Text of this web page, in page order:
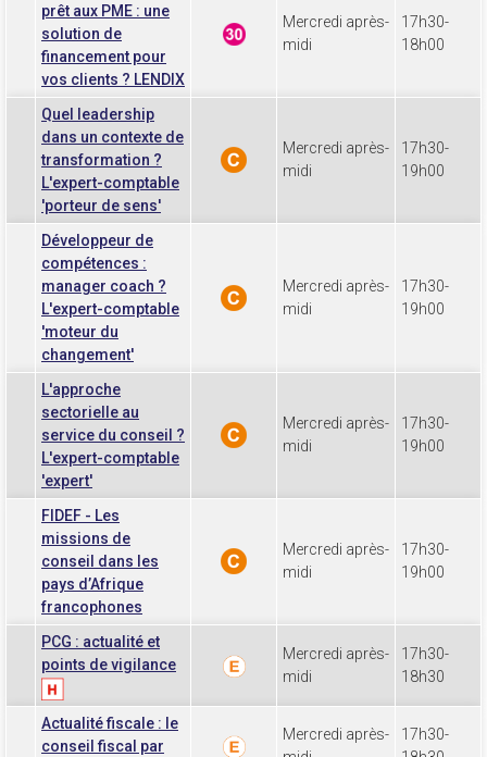
prêt aux PME : une
solution de
financement pour
vos clients ? LENDIX
Mercredi après-
midi
17h30-
18h00
Quel leadership
dans un contexte de
transformation ?
L'expert-comptable
'porteur de sens'
Mercredi après-
midi
17h30-
19h00
Développeur de
compétences :
manager coach ?
L'expert-comptable
'moteur du
changement'
Mercredi après-
midi
17h30-
19h00
L'approche
sectorielle au
service du conseil ?
L'expert-comptable
'expert'
Mercredi après-
midi
17h30-
19h00
FIDEF - Les
missions de
conseil dans les
pays d’Afrique
francophones
Mercredi après-
midi
17h30-
19h00
PCG : actualité et
points de vigilance
Mercredi après-
midi
17h30-
18h30
Actualité fiscale : le
conseil fiscal par
Mercredi après-
17h30-